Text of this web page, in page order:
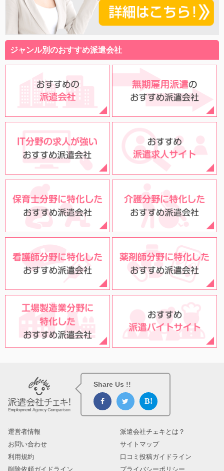
ジャンル別のおすすめ派遣会社
Share Us !!
運営者情報
派遣会社チェキとは？
お問い合わせ
サイトマップ
利用規約
口コミ投稿ガイドライン
削除依頼ガイドライン
プライバシーポリシー